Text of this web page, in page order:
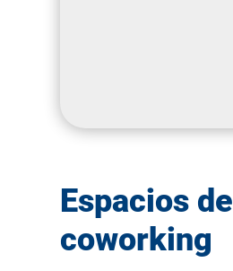
Espacios de
coworking